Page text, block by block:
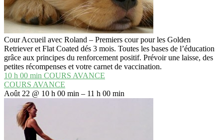
Cour Accueil avec Roland – Premiers cour pour les Golden
Retriever et Flat Coated dés 3 mois. Toutes les bases de l’éducation
grâce aux principes du renforcement positif. Prévoir une laisse, des
petites récompenses et votre carnet de vaccination.
10 h 00 min COURS AVANCE
COURS AVANCE
Août 22 @ 10 h 00 min – 11 h 00 min